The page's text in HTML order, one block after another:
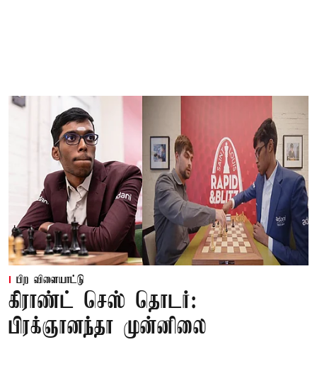
பிற விளையாட்டு
கிராண்ட் செஸ் தொடர்:
பிரக்ஞானந்தா முன்னிலை